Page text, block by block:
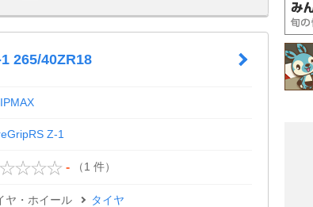
265/40ZR18
Z-1
- （1 件）
ヤ・ホイール タイヤ